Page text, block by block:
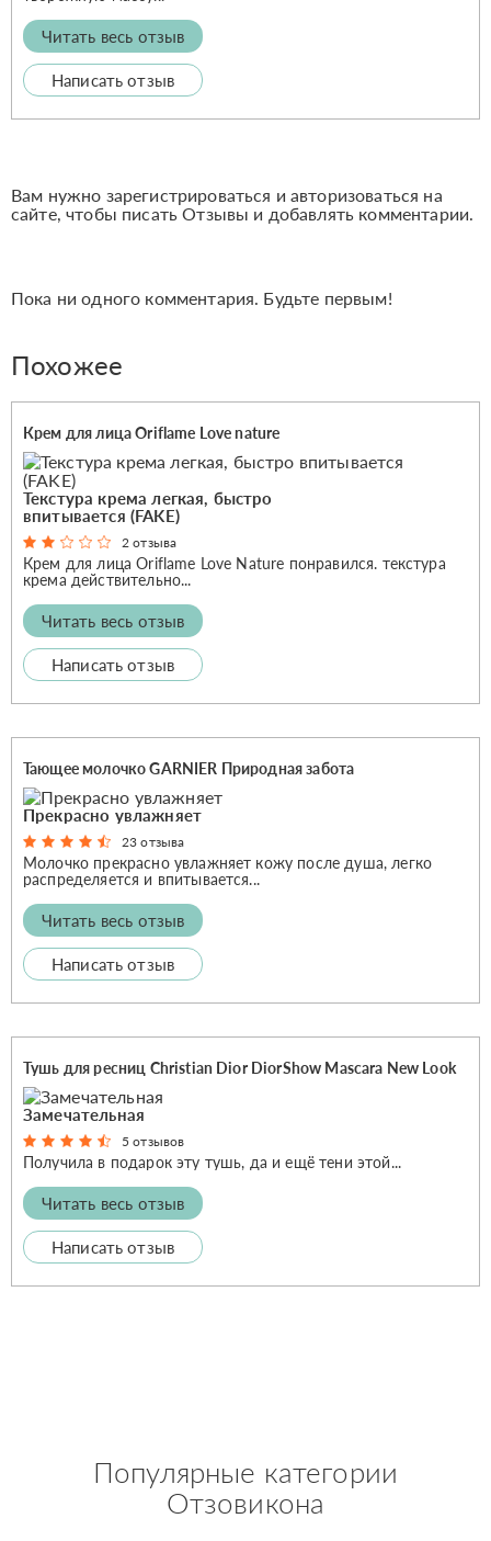
Читать весь отзыв
Написать отзыв
Вам нужно зарегистрироваться и авторизоваться на
сайте, чтобы писать Отзывы и добавлять комментарии.
Пока ни одного комментария. Будьте первым!
Похожее
Крем для лица Oriflamе Love nature
Текстура крема легкая, быстро
впитывается (FAKE)
2 отзыва
Крем для лица Oriflame Love Nature понравился. текстура
крема действительно...
Читать весь отзыв
Написать отзыв
Тающее молочко GARNIER Природная забота
Прекрасно увлажняет
23 отзыва
Молочко прекрасно увлажняет кожу после душа, легко
распределяется и впитывается...
Читать весь отзыв
Написать отзыв
Тушь для ресниц Christian Dior DiorShow Mascara New Look
Замечательная
5 отзывов
Получила в подарок эту тушь, да и ещё тени этой...
Читать весь отзыв
Написать отзыв
Популярные категории
Отзовикона